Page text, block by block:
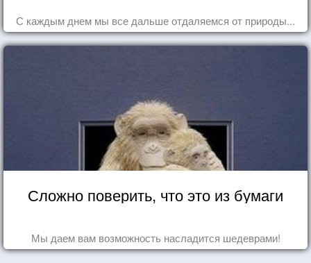
С каждым днем мы все дальше отдаляемся от природы...
Сложно поверить, что это из бумаги
Мы даем вам возможность насладится шедеврами!